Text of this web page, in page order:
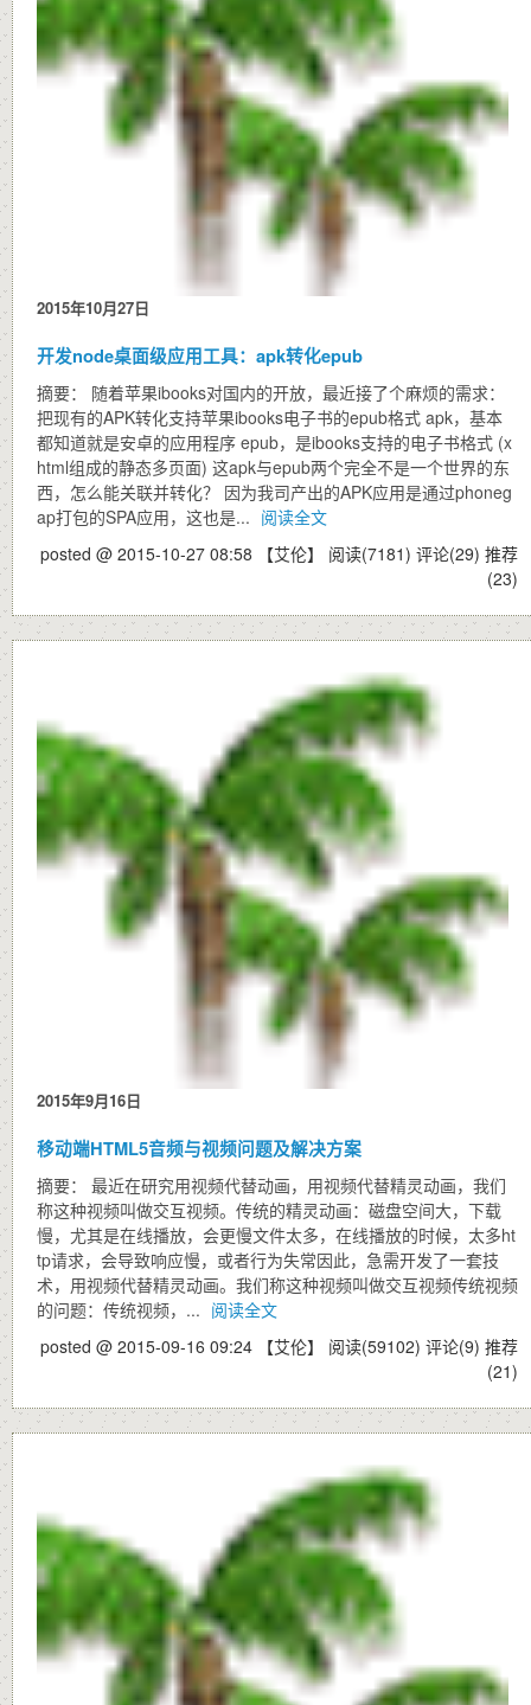
2015年10月27日
开发node桌面级应用工具：apk转化epub
摘要： 随着苹果ibooks对国内的开放，最近接了个麻烦的需求：
把现有的APK转化支持苹果ibooks电子书的epub格式 apk，基本
都知道就是安卓的应用程序 epub，是ibooks支持的电子书格式 (x
html组成的静态多页面) 这apk与epub两个完全不是一个世界的东
西，怎么能关联并转化？ 因为我司产出的APK应用是通过phoneg
ap打包的SPA应用，这也是... 阅读全文
posted @ 2015-10-27 08:58 【艾伦】 阅读(7181) 评论(29) 推荐
(23)
2015年9月16日
移动端HTML5音频与视频问题及解决方案
摘要： 最近在研究用视频代替动画，用视频代替精灵动画，我们
称这种视频叫做交互视频。传统的精灵动画：磁盘空间大，下载
慢，尤其是在线播放，会更慢文件太多，在线播放的时候，太多ht
tp请求，会导致响应慢，或者行为失常因此，急需开发了一套技
术，用视频代替精灵动画。我们称这种视频叫做交互视频传统视频
的问题：传统视频，... 阅读全文
posted @ 2015-09-16 09:24 【艾伦】 阅读(59102) 评论(9) 推荐
(21)